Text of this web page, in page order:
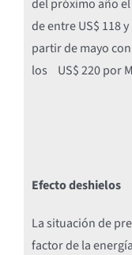
del próximo año
de entre US$ 118
partir de mayo
los US$ 220 por
Efecto deshielos
La situación de
factor de la